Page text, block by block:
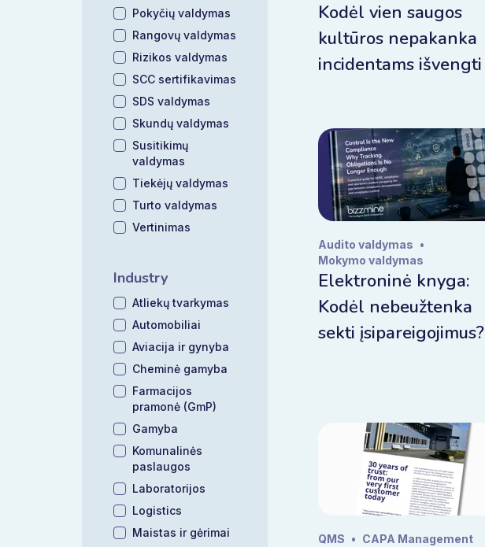
Pokyčių valdymas
Rangovų valdymas
Rizikos valdymas
SCC sertifikavimas
SDS valdymas
Skundų valdymas
Susitikimų
valdymas
Tiekėjų valdymas
Turto valdymas
Vertinimas
Industry
Atliekų tvarkymas
Automobiliai
Aviacija ir gynyba
Cheminė gamyba
Farmacijos
pramonė (GmP)
Gamyba
Komunalinės
paslaugos
Laboratorijos
Logistics
Maistas ir gėrimai
Kodėl vien saugos
kultūros nepakanka
incidentams išvengti
Audito valdymas •
Mokymo valdymas
Elektroninė knyga:
Kodėl nebeužtenka
sekti įsipareigojimus?
QMS • CAPA Management